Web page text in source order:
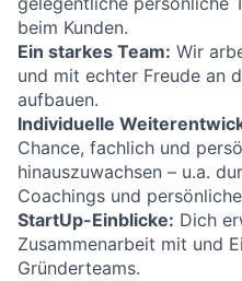
beim Kunden.
Ein starkes Team: Wir
und mit echter Freude an
aufbauen.
Individuelle
Chance, fachlich und
hinauszuwachsen – u.a.
Coachings und
StartUp-Einblicke: Dich
Zusammenarbeit mit und
Gründerteams.